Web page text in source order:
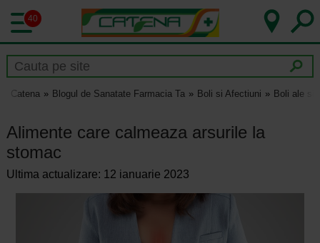
40
Catena Blogul de Sanatate Farmacia Ta Boli si Afectiuni Boli ale
Alimente care calmeaza arsurile la
stomac
Ultima actualizare: 12 ianuarie 2023